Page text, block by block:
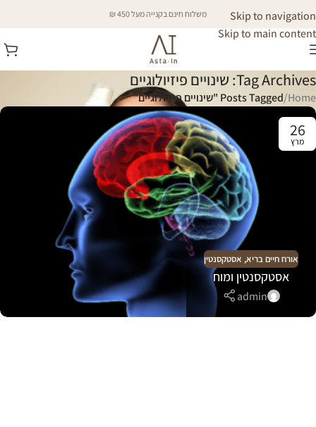
Skip to navigation
Skip to main content
משלוח חינם בקנייה מעל 450 ₪
Tag Archives: שינויים פיזיולוגיים
Home
/Posts Tagged "שינויים פיזיולוגיים"
26
מרץ
אורח חיים בריא, אסטקסנטין
אסטקסנטין ומוח
admin